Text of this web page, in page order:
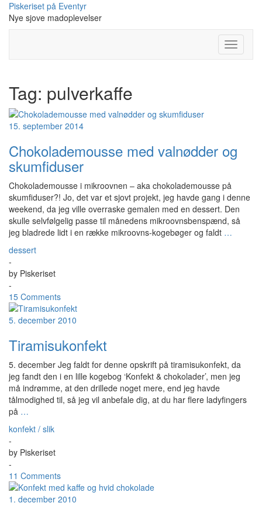
Skip
content
Piskeriset på Eventyr
Nye sjove madoplevelser
Toggle
Tag: pulverkaffe
15. september 2014
Chokolademousse med valnødder og
skumfiduser
Chokolademousse i mikroovnen – aka chokolademousse på
skumfiduser?! Jo, det var et sjovt projekt, jeg havde gang i denne
weekend, da jeg ville overraske gemalen med en dessert. Den
skulle selvfølgelig passe til månedens mikroovnsbenspænd, så
jeg bladrede lidt i en række mikroovns-kogebøger og faldt …
dessert
-
by Piskeriset
-
15 Comments
5. december 2010
Tiramisukonfekt
5. december Jeg faldt for denne opskrift på tiramisukonfekt, da
jeg fandt den i en lille kogebog ‘Konfekt & chokolader’, men jeg
må indrømme, at den drillede noget mere, end jeg havde
tålmodighed til, så jeg vil anbefale dig, at du har flere ladyfingers
på …
konfekt / slik
-
by Piskeriset
-
11 Comments
1. december 2010